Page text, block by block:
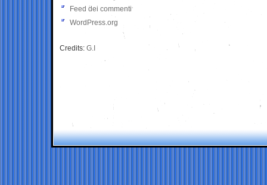
Feed dei commenti
WordPress.org
Credits: G.I